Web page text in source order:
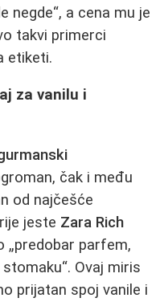
negde“, a cena mu je
takvi primerci
etiketi.
za vanilu i
čak i među
od najčešće
jeste Zara Rich
„predobar parfem,
Ovaj miris
prijatan spoj vanile i